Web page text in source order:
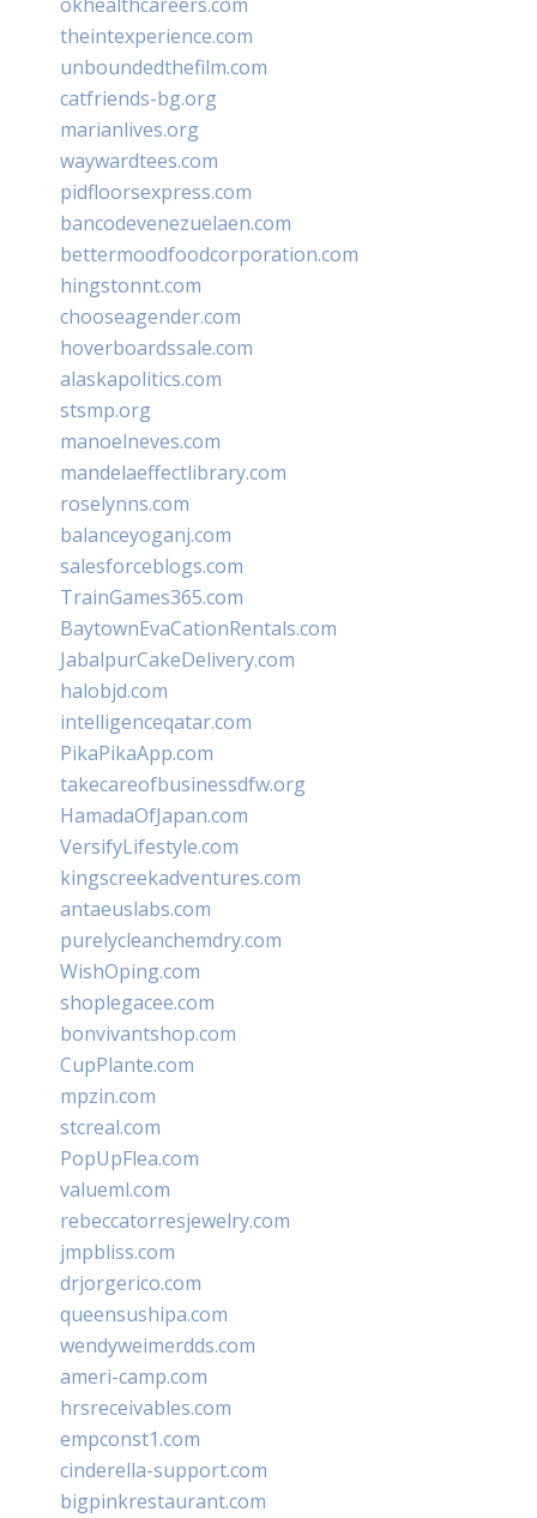
theintexperience.com
unboundedthefilm.com
catfriends-bg.org
marianlives.org
waywardtees.com
pidfloorsexpress.com
bancodevenezuelaen.com
bettermoodfoodcorporation.com
hingstonnt.com
chooseagender.com
hoverboardssale.com
alaskapolitics.com
stsmp.org
manoelneves.com
mandelaeffectlibrary.com
roselynns.com
balanceyoganj.com
salesforceblogs.com
TrainGames365.com
BaytownEvaCationRentals.com
JabalpurCakeDelivery.com
halobjd.com
intelligenceqatar.com
PikaPikaApp.com
takecareofbusinessdfw.org
HamadaOfJapan.com
VersifyLifestyle.com
kingscreekadventures.com
antaeuslabs.com
purelycleanchemdry.com
WishOping.com
shoplegacee.com
bonvivantshop.com
CupPlante.com
mpzin.com
stcreal.com
PopUpFlea.com
valueml.com
rebeccatorresjewelry.com
jmpbliss.com
drjorgerico.com
queensushipa.com
wendyweimerdds.com
ameri-camp.com
hrsreceivables.com
empconst1.com
cinderella-support.com
bigpinkrestaurant.com